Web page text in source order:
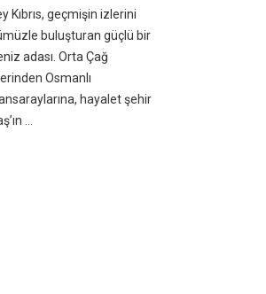
Kıbrıs, geçmişin izlerini
buluşturan güçlü bir
adası. Orta Çağ
Osmanlı
hayalet şehir
...